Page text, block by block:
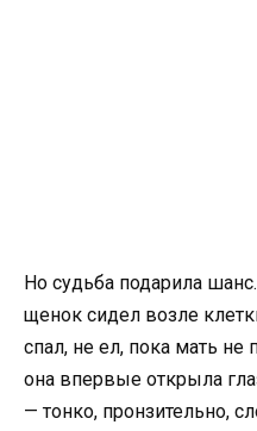
Но судьба подарила
щенок сидел возле
спал, не ел, пока мать не
она впервые открыла
— тонко, пронзительно,